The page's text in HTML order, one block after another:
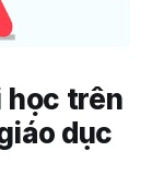
học trên
dục